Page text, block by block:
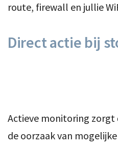
route, firewall en jullie
Direct actie bij
Actieve monitoring zorgt
de oorzaak van